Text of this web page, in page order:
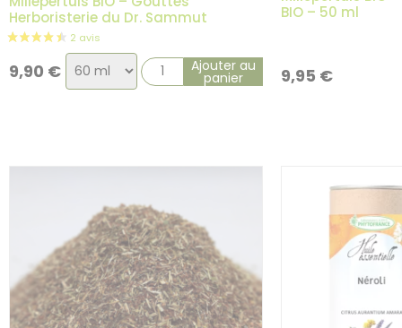
Herboristerie du Dr. Sammut
9,90 €
Choix
de
Ajouter au
panier
BIO – 50 ml
9,95 €